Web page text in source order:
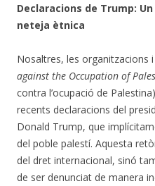
Declaracions de Trump:
neteja ètnica
Nosaltres, les organitzacions
against the Occupation of
contra l’ocupació de
recents declaracions del
Donald Trump, que
del poble palestí. Aquesta
del dret internacional, sinó
de ser denunciat de manera